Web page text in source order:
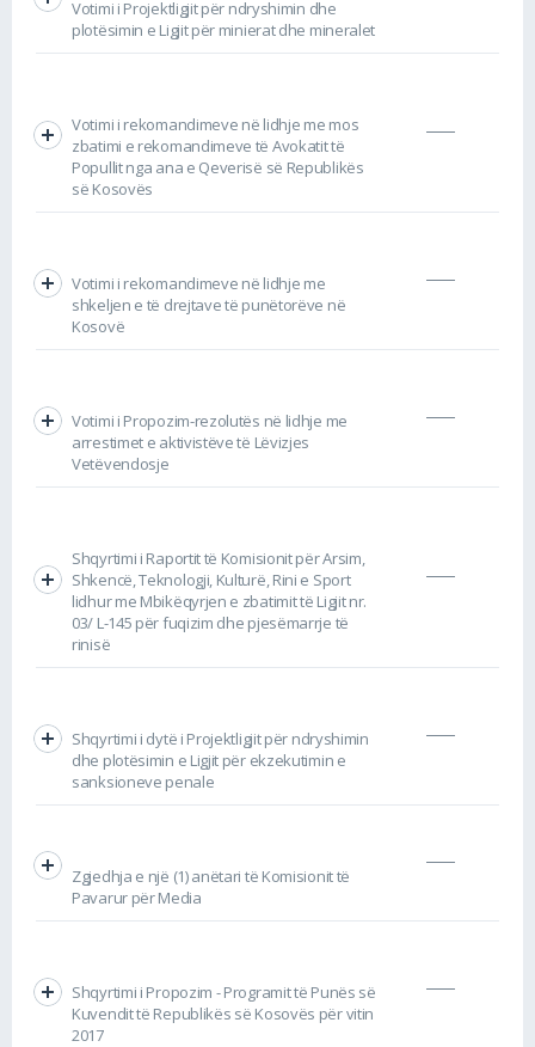
Votimi i Projektligjit për ndryshimin dhe
plotësimin e Ligjit për minierat dhe mineralet
Votimi i rekomandimeve në lidhje me mos
zbatimi e rekomandimeve të Avokatit të
Popullit nga ana e Qeverisë së Republikës
së Kosovës
Votimi i rekomandimeve në lidhje me
shkeljen e të drejtave të punëtorëve në
Kosovë
Votimi i Propozim-rezolutës në lidhje me
arrestimet e aktivistëve të Lëvizjes
Vetëvendosje
Shqyrtimi i Raportit të Komisionit për Arsim,
Shkencë, Teknologji, Kulturë, Rini e Sport
lidhur me Mbikëqyrjen e zbatimit të Ligjit nr.
03/ L-145 për fuqizim dhe pjesëmarrje të
rinisë
Shqyrtimi i dytë i Projektligjit për ndryshimin
dhe plotësimin e Ligjit për ekzekutimin e
sanksioneve penale
Zgjedhja e një (1) anëtari të Komisionit të
Pavarur për Media
Shqyrtimi i Propozim - Programit të Punës së
Kuvendit të Republikës së Kosovës për vitin
2017